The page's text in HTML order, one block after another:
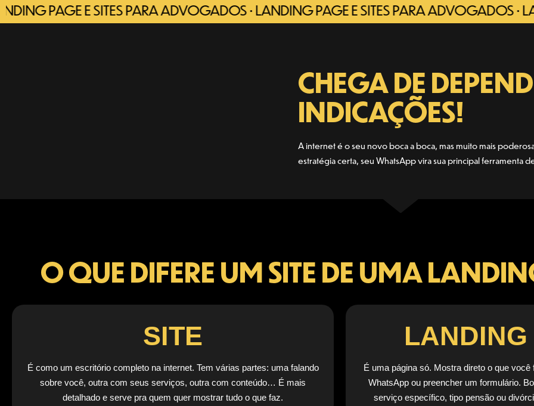
E SITES PARA ADVOGADOS • LANDING PAGE E SITES PARA ADVOGADOS •
CHEGA DE
INDICAÇÕES!
A internet é o seu novo boca a boca, mas muito mais
estratégia certa, seu WhatsApp vira sua principal ferramenta
O QUE DIFERE UM SITE DE UMA
SITE
É como um escritório completo na internet. Tem várias partes: uma falando
sobre você, outra com seus serviços, outra com conteúdo… É mais
detalhado e serve pra quem quer mostrar tudo o que faz.
É uma página só. Mostra direto o que
WhatsApp ou preencher um formulário.
serviço específico, tipo pensão ou